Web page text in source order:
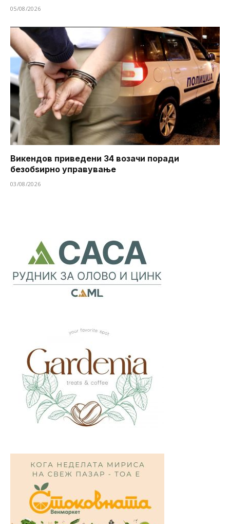
05/08/2026
Викендов приведени 34 возачи поради
безобѕирно управување
03/08/2026